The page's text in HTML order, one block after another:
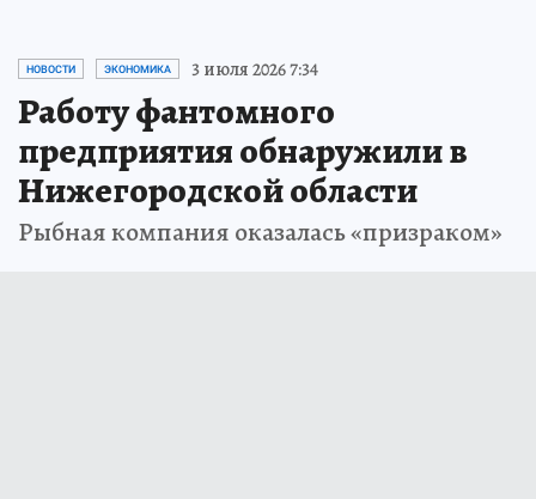
НОВОСТИ ЭКОНОМИКА 3 июля 2026 7:34
Работу фантомного
предприятия обнаружили в
Нижегородской области
Рыбная компания оказалась «призраком»